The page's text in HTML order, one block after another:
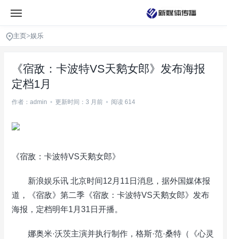
主页>娱乐
《宿敌：卡波特VS天鹅女郎》发布海报
定档1月
作者：admin • 更新时间：3 月前 • 阅读 614
《宿敌：卡波特VS天鹅女郎》
新浪娱乐讯 北京时间12月11日消息，据外国媒体报
道，《宿敌》第二季《宿敌：卡波特VS天鹅女郎》发布
海报，定档明年1月31日开播。
娜奥米·沃茨主演并执行制作，格斯·范·桑特（《心灵